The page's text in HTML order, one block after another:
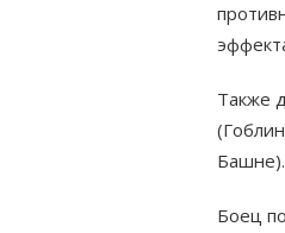
Также
Башне).
Боец